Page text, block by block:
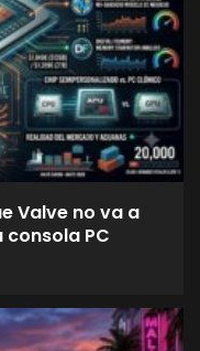
Valve no va a
PC